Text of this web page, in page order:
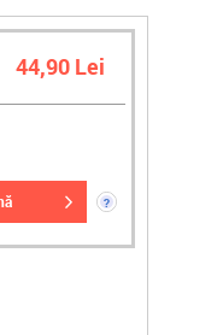
44,90 Lei
?